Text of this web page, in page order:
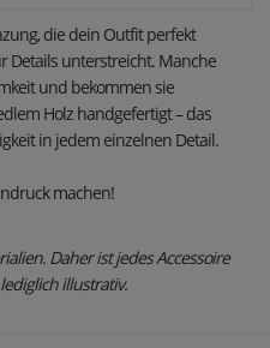
die dein Outfit perfekt
Details unterstreicht. Manche
und bekommen sie
Holz handgefertigt – das
in jedem einzelnen Detail.
machen!
Daher ist jedes Accessoire
illustrativ.